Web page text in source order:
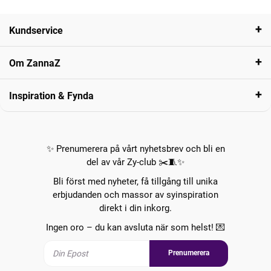
Kundservice
Om ZannaZ
Inspiration & Fynda
✨ Prenumerera på vårt nyhetsbrev och bli en
del av vår Zy-club ✂️🧵✨
Bli först med nyheter, få tillgång till unika
erbjudanden och massor av syinspiration
direkt i din inkorg.
Ingen oro – du kan avsluta när som helst! 💌
Prenumerera